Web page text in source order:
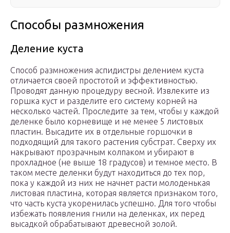
Способы размножения
Деление куста
Способ размножения аспидистры делением куста
отличается своей простотой и эффективностью.
Проводят данную процедуру весной. Извлеките из
горшка куст и разделите его систему корней на
несколько частей. Проследите за тем, чтобы у каждой
деленке было корневище и не менее 5 листовых
пластин. Высадите их в отдельные горшочки в
подходящий для такого растения субстрат. Сверху их
накрывают прозрачным колпаком и убирают в
прохладное (не выше 18 градусов) и темное место. В
таком месте деленки будут находиться до тех пор,
пока у каждой из них не начнет расти молоденькая
листовая пластина, которая является признаком того,
что часть куста укоренилась успешно. Для того чтобы
избежать появления гнили на деленках, их перед
высадкой обрабатывают древесной золой.